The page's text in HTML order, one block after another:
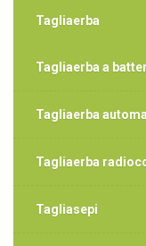
Tagliaerba
Tagliaerba a
Tagliaerba
Tagliaerba
Tagliasepi